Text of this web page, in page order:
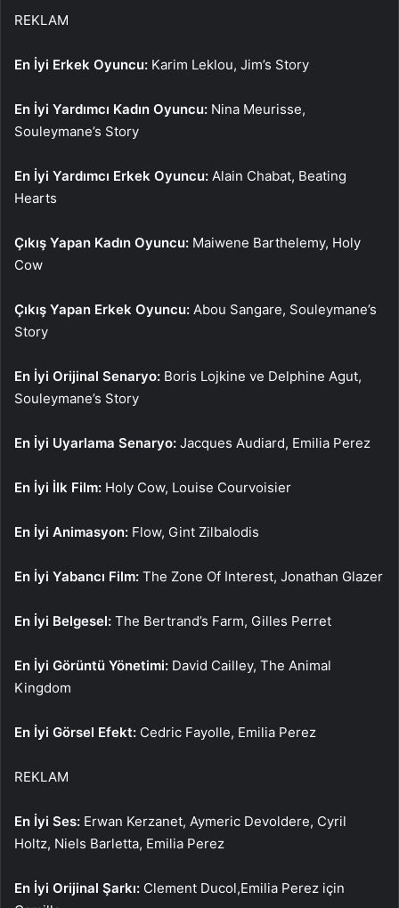
REKLAM
En İyi Erkek Oyuncu: Karim Leklou, Jim’s Story
En İyi Yardımcı Kadın Oyuncu: Nina Meurisse,
Souleymane’s Story
En İyi Yardımcı Erkek Oyuncu: Alain Chabat, Beating
Hearts
Çıkış Yapan Kadın Oyuncu: Maiwene Barthelemy, Holy
Cow
Çıkış Yapan Erkek Oyuncu: Abou Sangare, Souleymane’s
Story
En İyi Orijinal Senaryo: Boris Lojkine ve Delphine Agut,
Souleymane’s Story
En İyi Uyarlama Senaryo: Jacques Audiard, Emilia Perez
En İyi İlk Film: Holy Cow, Louise Courvoisier
En İyi Animasyon: Flow, Gint Zilbalodis
En İyi Yabancı Film: The Zone Of Interest, Jonathan Glazer
En İyi Belgesel: The Bertrand’s Farm, Gilles Perret
En İyi Görüntü Yönetimi: David Cailley, The Animal
Kingdom
En İyi Görsel Efekt: Cedric Fayolle, Emilia Perez
REKLAM
En İyi Ses: Erwan Kerzanet, Aymeric Devoldere, Cyril
Holtz, Niels Barletta, Emilia Perez
En İyi Orijinal Şarkı: Clement Ducol,Emilia Perez için